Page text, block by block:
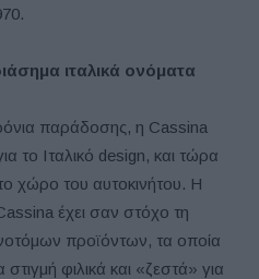
ιταλικά ονόματα
παράδοσης, η Cassina
το Ιταλικό design, και τώρα
χώρο του αυτοκινήτου. Η
έχει σαν στόχο τη
προϊόντων, τα οποία
στιγμή φιλικά και «ζεστά» για